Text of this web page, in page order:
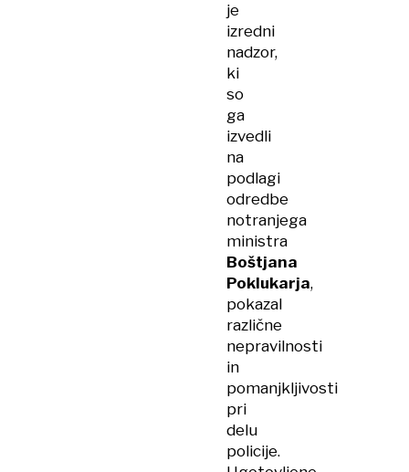
je
izredni
nadzor,
ki
so
ga
izvedli
na
podlagi
odredbe
notranjega
ministra
Boštjana
Poklukarja,
pokazal
različne
nepravilnosti
in
pomanjkljivosti
pri
delu
policije.